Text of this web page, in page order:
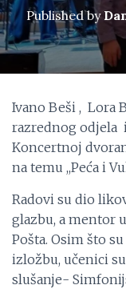
Published by
Ivano Beši , Lora
razrednog odjela
Koncertnoj
na temu ,,Peća i
Radovi su dio
glazbu, a mentor
Pošta. Osim što
izložbu, učenici
slušanje-